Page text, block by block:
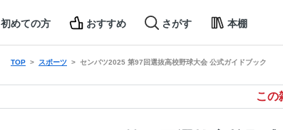
初めての方 おすすめ さがす 本棚
TOP スポーツ センバツ2025 第97回選抜高校野球大会 公式ガイドブック
この